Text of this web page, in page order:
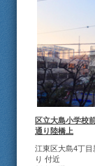
区立大島小学校
通り陸橋上
江東区大島4丁目
り 付近